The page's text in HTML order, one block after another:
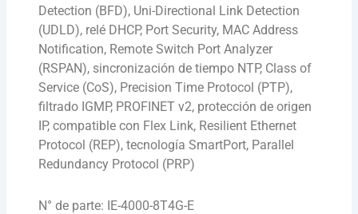
Detection (BFD), Uni-Directional Link Detection
(UDLD), relé DHCP, Port Security, MAC Address
Notification, Remote Switch Port Analyzer
(RSPAN), sincronización de tiempo NTP, Class of
Service (CoS), Precision Time Protocol (PTP),
filtrado IGMP, PROFINET v2, protección de origen
IP, compatible con Flex Link, Resilient Ethernet
Protocol (REP), tecnología SmartPort, Parallel
Redundancy Protocol (PRP)
N° de parte: IE-4000-8T4G-E